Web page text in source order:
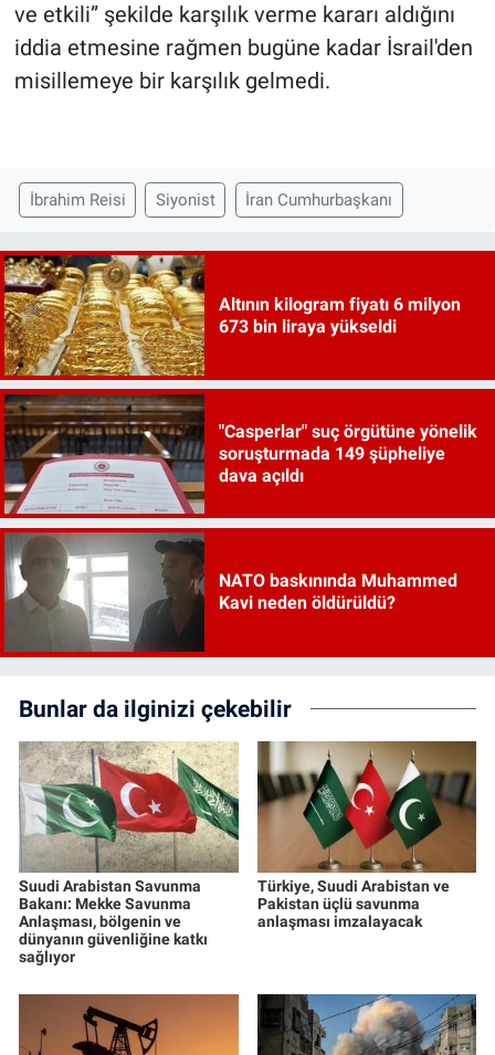
ve etkili” şekilde karşılık verme kararı aldığını
iddia etmesine rağmen bugüne kadar İsrail'den
misillemeye bir karşılık gelmedi.
İbrahim Reisi Siyonist İran Cumhurbaşkanı
Altının kilogram fiyatı 6 milyon
673 bin liraya yükseldi
"Casperlar" suç örgütüne yönelik
soruşturmada 149 şüpheliye
dava açıldı
NATO baskınında Muhammed
Kavi neden öldürüldü?
Bunlar da ilginizi çekebilir
Suudi Arabistan Savunma
Bakanı: Mekke Savunma
Anlaşması, bölgenin ve
dünyanın güvenliğine katkı
sağlıyor
Türkiye, Suudi Arabistan ve
Pakistan üçlü savunma
anlaşması imzalayacak